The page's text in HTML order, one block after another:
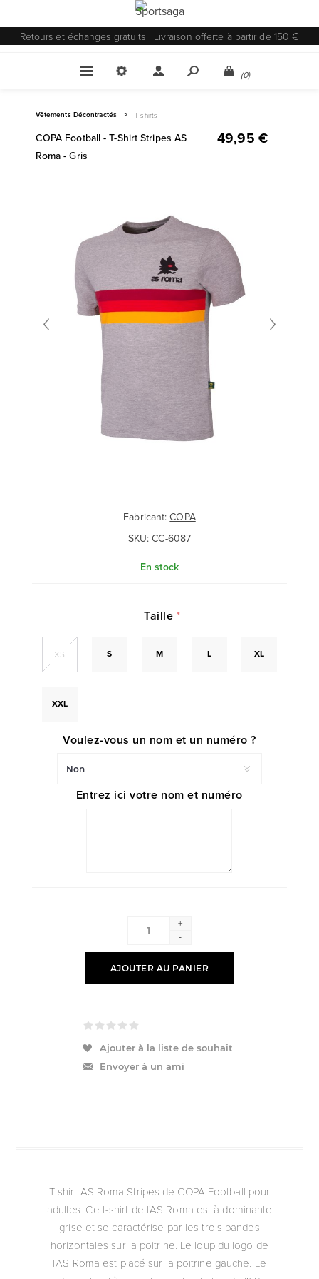
Retours et échanges gratuits | Livraison offerte à partir de 150 €
(0)
Vêtements Décontractés > T-shirts
COPA Football - T-Shirt Stripes AS
Roma - Gris
49,95 €
Fabricant: COPA
SKU: CC-6087
En stock
Taille *
XS S M L XL
XXL
Voulez-vous un nom et un numéro ?
Entrez ici votre nom et numéro
+
-
AJOUTER AU PANIER
Ajouter à la liste de souhait
Envoyer à un ami
T-shirt AS Roma Stripes de COPA Football pour
adultes. Ce t-shirt de l'AS Roma est à dominante
grise et se caractérise par les trois bandes
horizontales sur la poitrine. Le loup du logo de
l'AS Roma est placé sur la poitrine gauche. Le